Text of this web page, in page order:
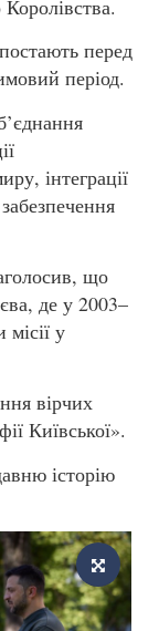
перед
період.
інтеграції
що
де у 2003–
у
вірчих
Київської».
історію